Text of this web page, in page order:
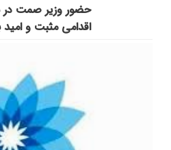
حضور وزیر صمت در
اقدامی مثبت و